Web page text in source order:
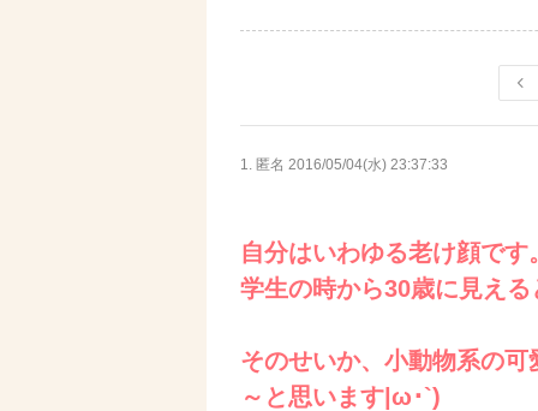
1. 匿名 2016/05/04(水) 23:37:33
自分はいわゆる老け顔です
学生の時から30歳に見え
そのせいか、小動物系の
～と思います|ω･`)